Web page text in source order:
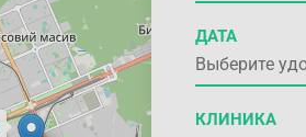
ДАТА
КЛИНИКА